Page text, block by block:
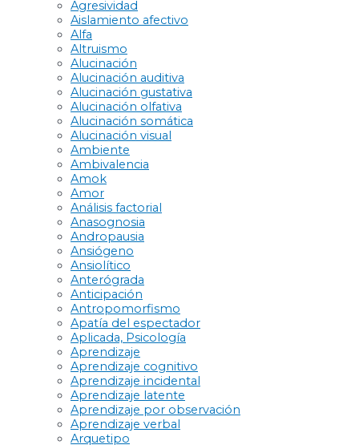
Agresividad
Aislamiento afectivo
Alfa
Altruismo
Alucinación
Alucinación auditiva
Alucinación gustativa
Alucinación olfativa
Alucinación somática
Alucinación visual
Ambiente
Ambivalencia
Amok
Amor
Análisis factorial
Anasognosia
Andropausia
Ansiógeno
Ansiolítico
Anterógrada
Anticipación
Antropomorfismo
Apatía del espectador
Aplicada, Psicología
Aprendizaje
Aprendizaje cognitivo
Aprendizaje incidental
Aprendizaje latente
Aprendizaje por observación
Aprendizaje verbal
Arquetipo